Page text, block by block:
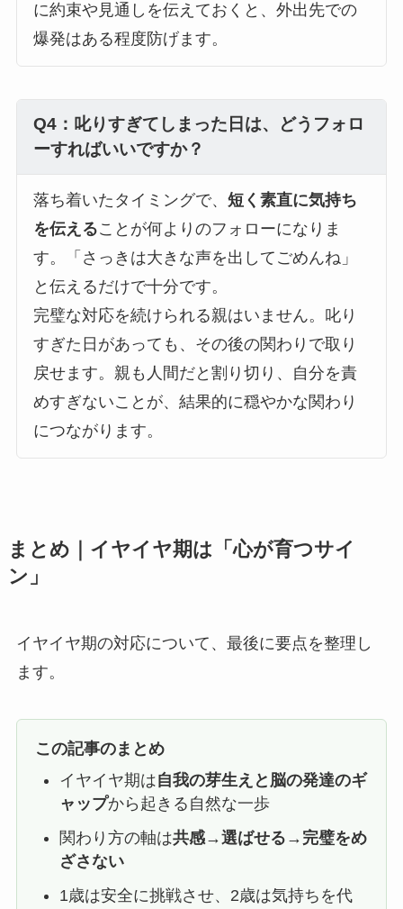
に約束や見通しを伝えておくと、外出先での
爆発はある程度防げます。
Q4：叱りすぎてしまった日は、どうフォロ
ーすればいいですか？
落ち着いたタイミングで、 短く素直に気持ち
を伝えることが何よりのフォローになりま
す。「さっきは大きな声を出してごめんね」
と伝えるだけで十分です。
完璧な対応を続けられる親はいません。叱り
すぎた日があっても、その後の関わりで取り
戻せます。親も人間だと割り切り、自分を責
めすぎないことが、結果的に穏やかな関わり
につながります。
まとめ｜イヤイヤ期は「心が育つサイ
ン」
イヤイヤ期の対応について、最後に要点を整理し
ます。
この記事のまとめ
イヤイヤ期は自我の芽生えと脳の発達のギ
ャップから起きる自然な一歩
関わり方の軸は共感→選ばせる→完璧をめ
ざさない
1歳は安全に挑戦させ、2歳は気持ちを代